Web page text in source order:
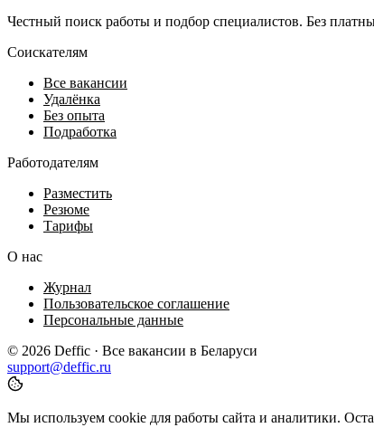
Честный поиск работы и подбор специалистов. Без
Соискателям
Все вакансии
Удалёнка
Без опыта
Подработка
Работодателям
Разместить
Резюме
Тарифы
О нас
Журнал
Пользовательское соглашение
Персональные данные
© 2026 Deffic · Все вакансии в Беларуси
support@deffic.ru
Мы используем cookie для работы сайта и аналитики.